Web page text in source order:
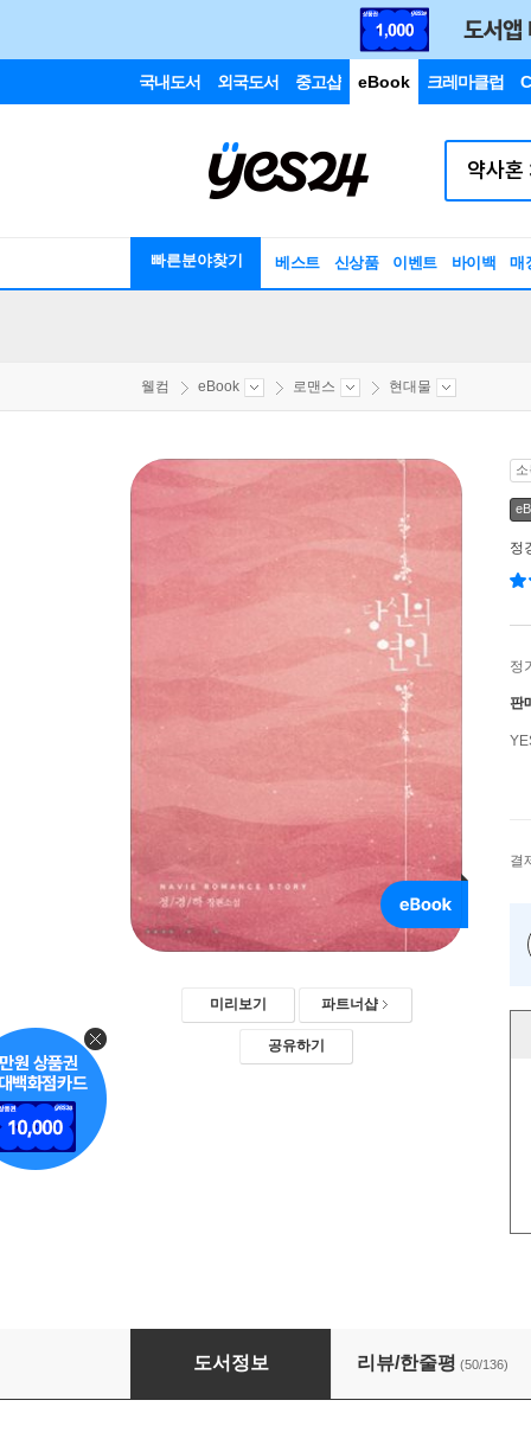
국내도서 외국도서 중고샵 eBook 크레마클럽
빠른분야찾기 베스트 신상품 이벤트 바이백 매
웰컴 eBook 로맨스 현대물
미리보기 파트너샵
공유하기
정
정
판
결
당신의 연인
도서정보 리뷰/한줄평 (50/136)